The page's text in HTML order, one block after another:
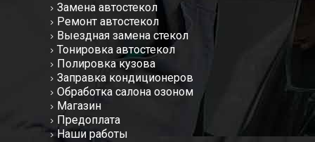
Замена автостекол
Ремонт автостекол
Выездная замена стекол
Тонировка автостекол
Полировка кузова
Заправка кондиционеров
Обработка салона озоном
Магазин
Предоплата
Наши работы